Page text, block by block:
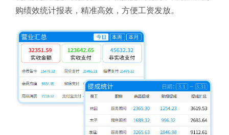
购绩效统计报表，精准高效，方便工资发放。